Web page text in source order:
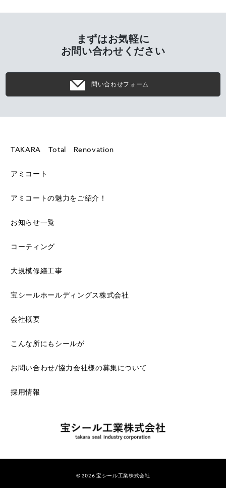
まずはお気軽に
お問い合わせください
問い合わせフォーム
TAKARA Total Renovation
アミコート
アミコートの魅力をご紹介！
お知らせ一覧
コーティング
大規模修繕工事
宝シールホールディングス株式会社
会社概要
こんな所にもシールが
お問い合わせ/協力会社様の募集について
採用情報
© 2026宝シール工業株式会社